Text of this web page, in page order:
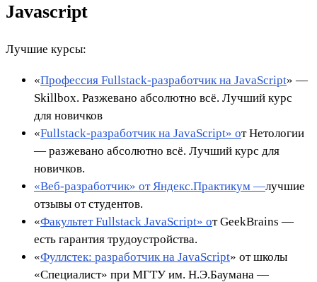
Javascript
Лучшие курсы:
«Профессия Fullstack-разработчик на JavaScript» —
Skillbox. Разжевано абсолютно всё. Лучший курс
для новичков
«Fullstack-разработчик на JavaScript» от Нетологии
— разжевано абсолютно всё. Лучший курс для
новичков.
«Веб‑разработчик» от Яндекс.Практикум —лучшие
отзывы от студентов.
«Факультет Fullstack JavaScript» от GeekBrains —
есть гарантия трудоустройства.
«Фуллстек: разработчик на JavaScript» от школы
«Специалист» при МГТУ им. Н.Э.Баумана —